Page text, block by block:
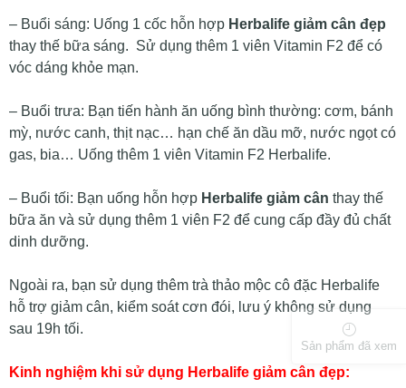
– Buổi sáng: Uống 1 cốc hỗn hợp Herbalife giảm cân đẹp
thay thế bữa sáng. Sử dụng thêm 1 viên Vitamin F2 để có
vóc dáng khỏe mạn.
– Buổi trưa: Bạn tiến hành ăn uống bình thường: cơm, bánh
mỳ, nước canh, thịt nạc… hạn chế ăn dầu mỡ, nước ngọt có
gas, bia… Uống thêm 1 viên Vitamin F2 Herbalife.
– Buổi tối: Bạn uống hỗn hợp Herbalife giảm cân thay thế
bữa ăn và sử dụng thêm 1 viên F2 để cung cấp đầy đủ chất
dinh dưỡng.
Ngoài ra, bạn sử dụng thêm trà thảo mộc cô đặc Herbalife
hỗ trợ giảm cân, kiểm soát cơn đói, lưu ý không sử dụng
sau 19h tối.
Kinh nghiệm khi sử dụng Herbalife giảm cân đẹp:
Sản phẩm đã xem